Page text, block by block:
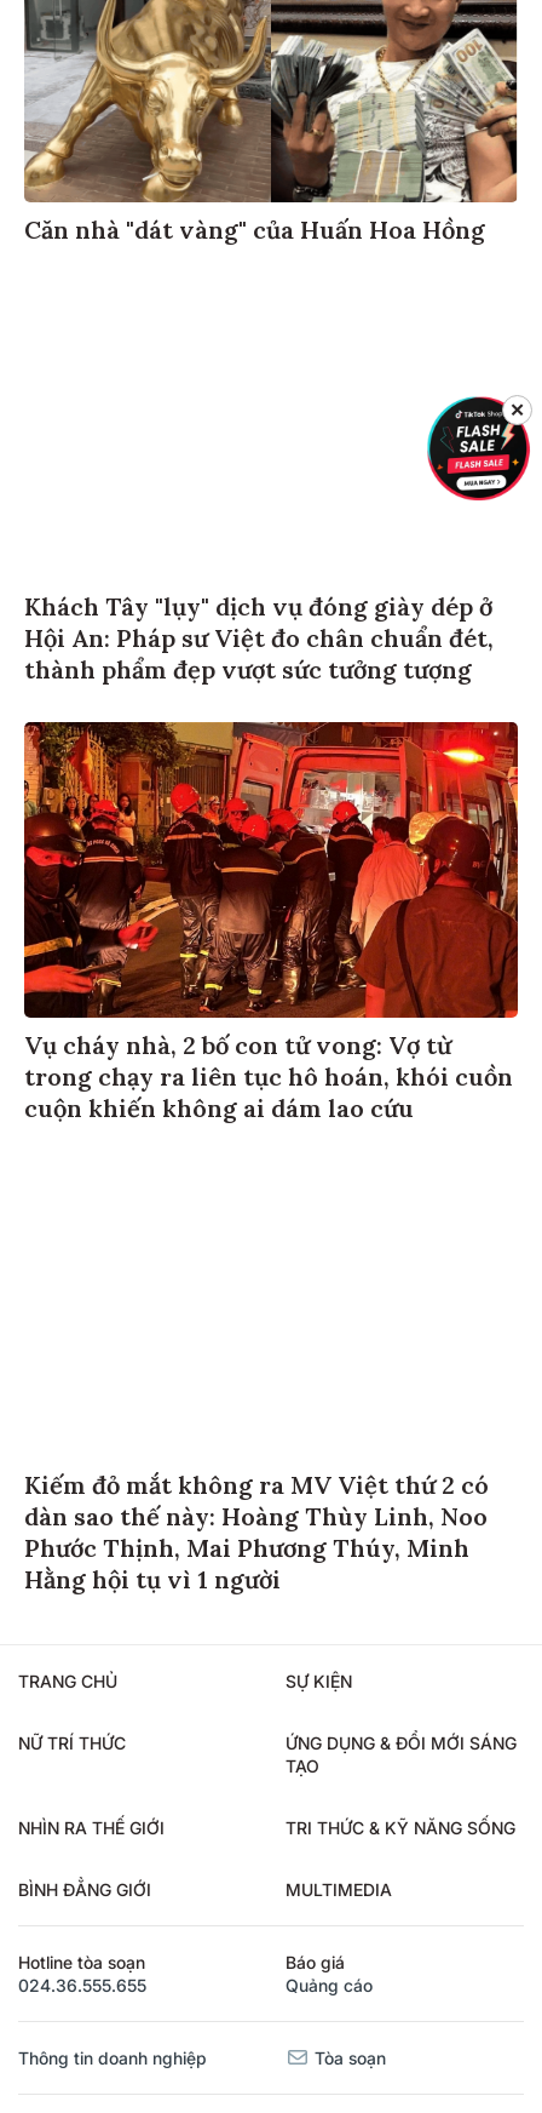
Căn nhà "dát vàng" của Huấn Hoa Hồng
Khách Tây "lụy" dịch vụ đóng giày dép ở
Hội An: Pháp sư Việt đo chân chuẩn đét,
thành phẩm đẹp vượt sức tưởng tượng
Vụ cháy nhà, 2 bố con tử vong: Vợ từ
trong chạy ra liên tục hô hoán, khói cuồn
cuộn khiến không ai dám lao cứu
Kiếm đỏ mắt không ra MV Việt thứ 2 có
dàn sao thế này: Hoàng Thùy Linh, Noo
Phước Thịnh, Mai Phương Thúy, Minh
Hằng hội tụ vì 1 người
TRANG CHỦ SỰ KIỆN
NỮ TRÍ THỨC
ỨNG DỤNG & ĐỔI MỚI SÁNG
TẠO
NHÌN RA THẾ GIỚI TRI THỨC & KỸ NĂNG SỐNG
BÌNH ĐẲNG GIỚI MULTIMEDIA
Hotline tòa soạn
024.36.555.655
Báo giá
Quảng cáo
Thông tin doanh nghiệp Tòa soạn
✕